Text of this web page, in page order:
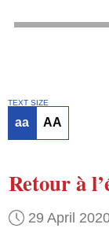
TEXT SIZE
aa AA
Retour à
29 April